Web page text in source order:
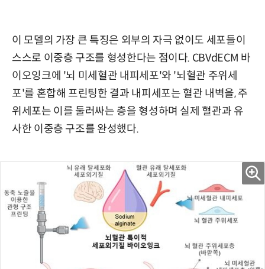
이 모델의 가장 큰 특징은 외부의 자극 없이도 세포들이
스스로 이중층 구조를 형성한다는 점이다. CBVdECM 바
이오잉크에 '뇌 미세혈관 내피세포'와 '뇌혈관 주위세
포'를 혼합해 프린팅한 결과 내피세포는 혈관 내벽을, 주
위세포는 이를 둘러싸는 층을 형성하며 실제 혈관과 유
사한 이중층 구조를 완성했다.